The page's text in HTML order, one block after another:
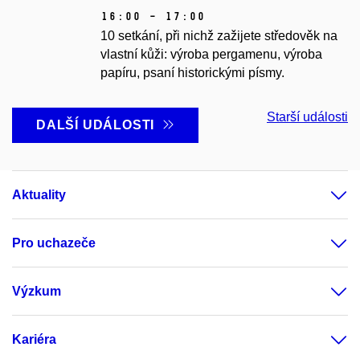
16:00 – 17:00
10 setkání, při nichž zažijete středověk na
vlastní kůži: výroba pergamenu, výroba
papíru, psaní historickými písmy.
DALŠÍ UDÁLOSTI
Starší události
Aktuality
Pro uchazeče
Výzkum
Kariéra